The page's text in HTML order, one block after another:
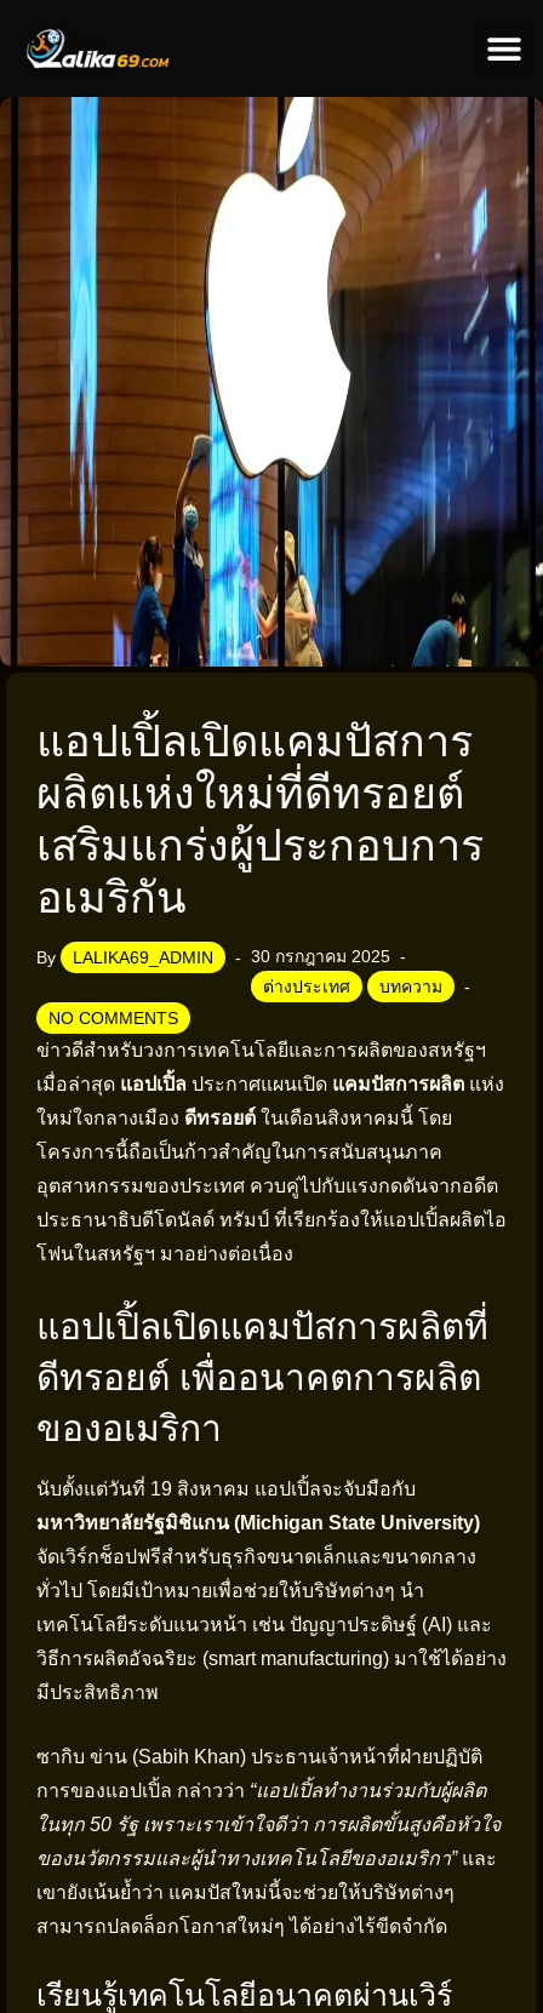
แอปเปิ้ลเปิดแคมปัสการ
ผลิตแห่งใหม่ที่ดีทรอยต์
เสริมแกร่งผู้ประกอบการ
อเมริกัน
By LALIKA69_ADMIN
30 กรกฎาคม 2025
ต่างประเทศ
บทความ
NO COMMENTS
ข่าวดีสำหรับวงการเทคโนโลยีและการผลิตของสหรัฐฯ
เมื่อล่าสุด แอปเปิ้ล ประกาศแผนเปิด แคมปัสการผลิต แห่ง
ใหม่ใจกลางเมือง ดีทรอยต์ ในเดือนสิงหาคมนี้ โดย
โครงการนี้ถือเป็นก้าวสำคัญในการสนับสนุนภาค
อุตสาหกรรมของประเทศ ควบคู่ไปกับแรงกดดันจากอดีต
ประธานาธิบดีโดนัลด์ ทรัมป์ ที่เรียกร้องให้แอปเปิ้ลผลิตไอ
โฟนในสหรัฐฯ มาอย่างต่อเนื่อง
แอปเปิ้ลเปิดแคมปัสการผลิตที่
ดีทรอยต์ เพื่ออนาคตการผลิต
ของอเมริกา
นับตั้งแต่วันที่ 19 สิงหาคม แอปเปิ้ลจะจับมือกับ
มหาวิทยาลัยรัฐมิชิแกน (Michigan State University)
จัดเวิร์กช็อปฟรีสำหรับธุรกิจขนาดเล็กและขนาดกลาง
ทั่วไป โดยมีเป้าหมายเพื่อช่วยให้บริษัทต่างๆ นำ
เทคโนโลยีระดับแนวหน้า เช่น ปัญญาประดิษฐ์ (AI) และ
วิธีการผลิตอัจฉริยะ (smart manufacturing) มาใช้ได้อย่าง
มีประสิทธิภาพ
ซากิบ ข่าน (Sabih Khan) ประธานเจ้าหน้าที่ฝ่ายปฏิบัติ
การของแอปเปิ้ล กล่าวว่า “แอปเปิ้ลทำงานร่วมกับผู้ผลิต
ในทุก 50 รัฐ เพราะเราเข้าใจดีว่า การผลิตขั้นสูงคือหัวใจ
ของนวัตกรรมและผู้นำทางเทคโนโลยีของอเมริกา”และ
เขายังเน้นย้ำว่า แคมปัสใหม่นี้จะช่วยให้บริษัทต่างๆ
สามารถปลดล็อกโอกาสใหม่ๆ ได้อย่างไร้ขีดจำกัด
เรียนรู้เทคโนโลยีอนาคตผ่านเวิร์